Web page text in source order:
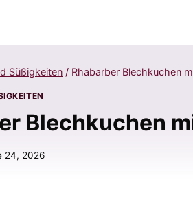
Süßigkeiten / Rhabarber Blechkuchen
Blechkuchen
24, 2026